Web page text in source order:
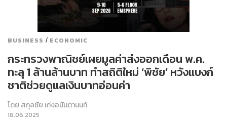
BUSINESS / ECONOMIC
กระทรวงพาณิชย์เผยมูลค่าส่งออกเดือน พ.ค.
ทะลุ 1 ล้านล้านบาท ทำสถิติใหม่ ‘พิชัย’ หวังแบงก์
ชาติช่วยดูแลเงินบาทอ่อนค่า
โดย สกุลชัย เก่งอนันตานนท์
18.06.2025